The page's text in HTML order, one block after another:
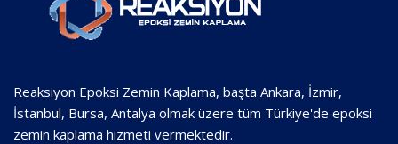
Reaksiyon Epoksi Zemin Kaplama, başta Ankara, İzmir,
İstanbul, Bursa, Antalya olmak üzere tüm Türkiye'de epoksi
zemin kaplama hizmeti vermektedir.